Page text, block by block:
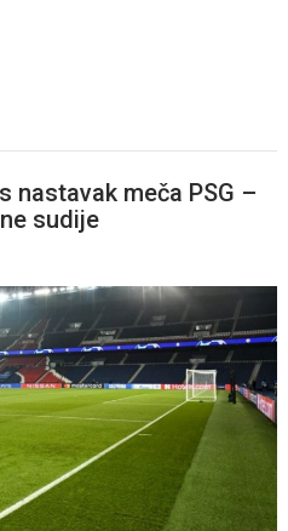
nastavak meča PSG –
sudije